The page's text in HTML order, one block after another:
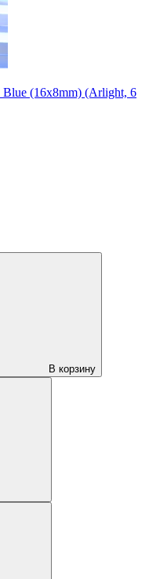
(16x8mm) (Arlight, 6
В корзину